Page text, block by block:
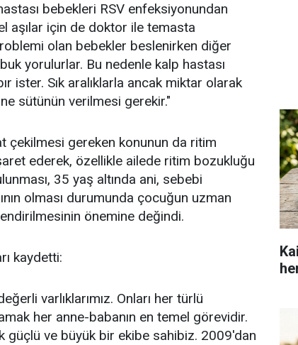
bebekleri RSV enfeksiyonundan
aşılar için de doktor ile temasta
olan bebekler beslenirken diğer
yorulurlar. Bu nedenle kalp hastası
ister. Sık aralıklarla ancak miktar olarak
sütünün verilmesi gerekir."
çekilmesi gereken konunun da ritim
ederek, özellikle ailede ritim bozukluğu
35 yaş altında ani, sebebi
olması durumunda çocuğun uzman
önemine değindi.
kaydetti:
varlıklarımız. Onları her türlü
her anne-babanın en temel görevidir.
güçlü ve büyük bir ekibe sahibiz. 2009'dan